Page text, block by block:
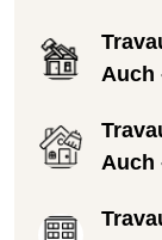
Auch
Auch